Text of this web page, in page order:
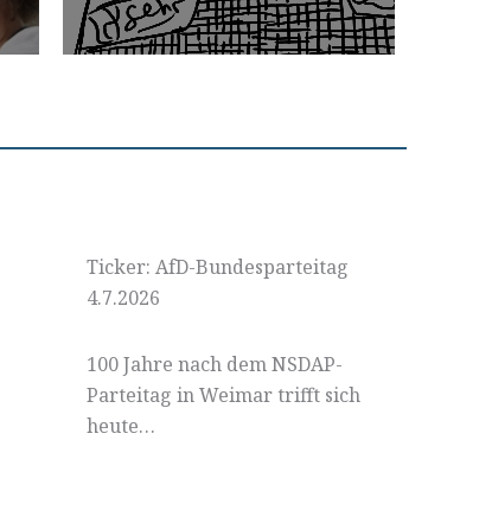
Ticker: AfD-Bundesparteitag
4.7.2026
100 Jahre nach dem NSDAP-
Parteitag in Weimar trifft sich
heute…